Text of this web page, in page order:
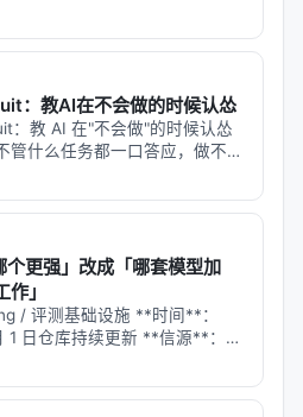
副驾驶，手里有刹车、有方向
学生看不到的盲区。但教练怎
：教AI在不会做的时候认怂
：教 AI 在"不会做"的时候认怂
管什么任务都一口答应，做不出
写得天花乱坠，仔细一看数据
顺，中间偷偷换了个概念。 现
更强」改成「哪套模型加
」
/ 评测基础设施 **时间**：
日仓库持续更新 **信源**：
Radiant 博客；smevals Git…